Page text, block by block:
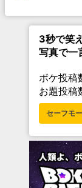
3秒で笑
写真で
ボケ投稿
お題投稿
セーフモ